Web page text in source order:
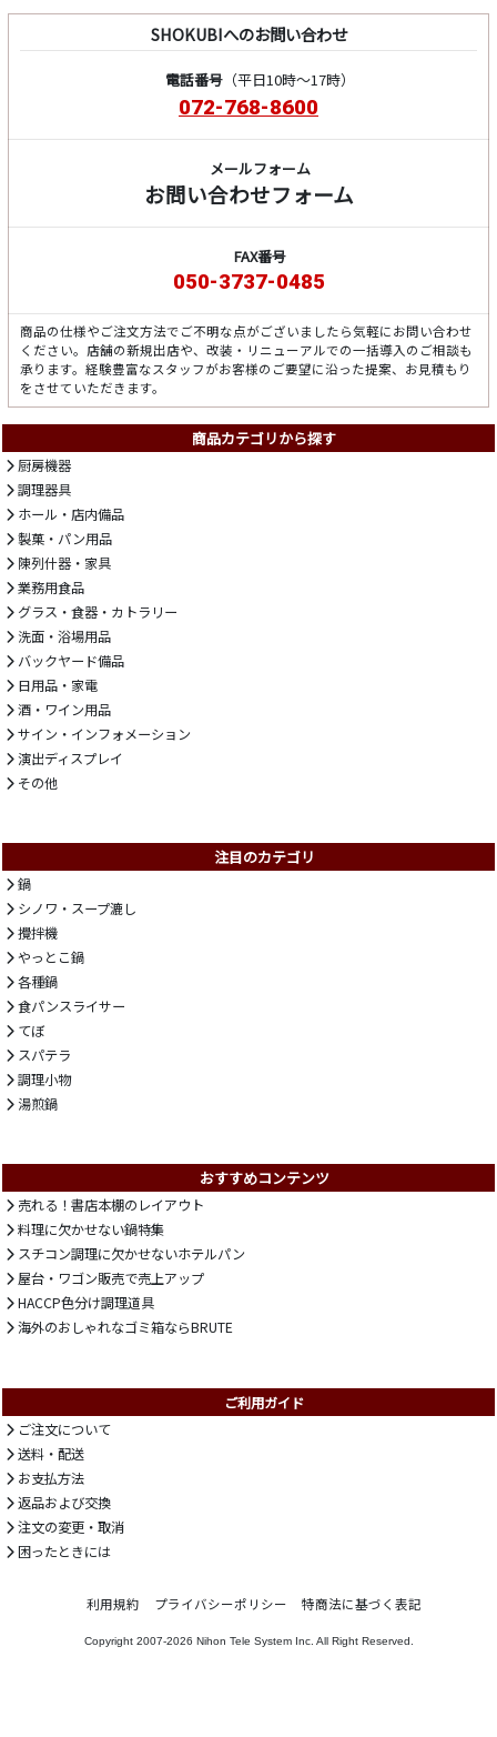
SHOKUBIへのお問い合わせ
電話番号（平日10時～17時）
072-768-8600
メールフォーム
お問い合わせフォーム
FAX番号
050-3737-0485
商品の仕様やご注文方法でご不明な点がございましたら気軽にお問い合わせ
ください。店舗の新規出店や、改装・リニューアルでの一括導入のご相談も
承ります。経験豊富なスタッフがお客様のご要望に沿った提案、お見積もり
をさせていただきます。
商品カテゴリから探す
厨房機器
調理器具
ホール・店内備品
製菓・パン用品
陳列什器・家具
業務用食品
グラス・食器・カトラリー
洗面・浴場用品
バックヤード備品
日用品・家電
酒・ワイン用品
サイン・インフォメーション
演出ディスプレイ
その他
注目のカテゴリ
鍋
シノワ・スープ漉し
攪拌機
やっとこ鍋
各種鍋
食パンスライサー
てぼ
スパテラ
調理小物
湯煎鍋
おすすめコンテンツ
売れる！書店本棚のレイアウト
料理に欠かせない鍋特集
スチコン調理に欠かせないホテルパン
屋台・ワゴン販売で売上アップ
HACCP色分け調理道具
海外のおしゃれなゴミ箱ならBRUTE
ご利用ガイド
ご注文について
送料・配送
お支払方法
返品および交換
注文の変更・取消
困ったときには
利用規約 プライバシーポリシー 特商法に基づく表記
Copyright 2007-2026 Nihon Tele System Inc. All Right Reserved.